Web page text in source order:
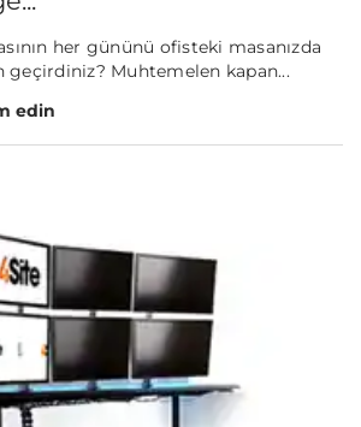
her gününü ofisteki masanızda
geçirdiniz? Muhtemelen kapan...
edin